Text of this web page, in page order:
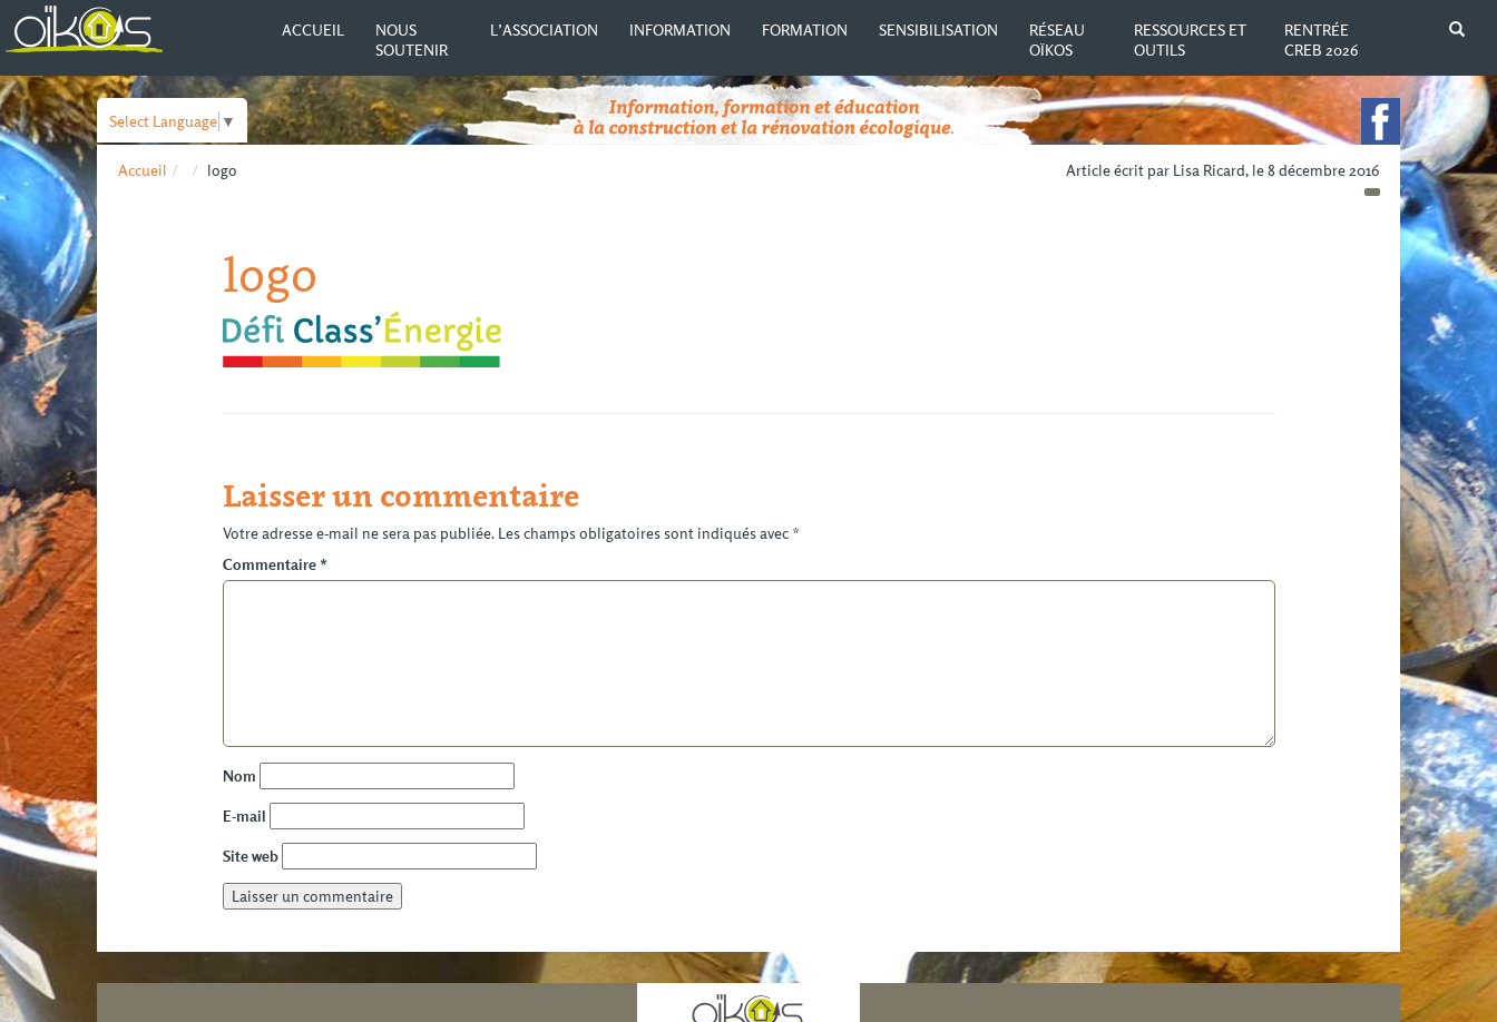
ACCUEIL
NOUS
SOUTENIR
L’ASSOCIATION INFORMATION FORMATION SENSIBILISATION
RÉSEAU
OÏKOS
RESSOURCES ET
OUTILS
RENTRÉE
CREB 2026
Select Language ▼
Accueil logo Article écrit par Lisa Ricard, le 8 décembre 2016
logo
Laisser un commentaire
Votre adresse e-mail ne sera pas publiée. Les champs obligatoires sont indiqués avec *
Commentaire *
Nom
E-mail
Site web